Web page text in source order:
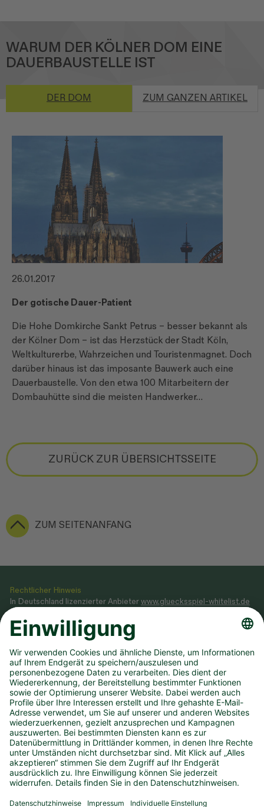
WARUM DER KÖLNER DOM EINE
DAUERBAUSTELLE IST
DER DOM ZUM GANZEN ARTIKEL
26.01.2017
Der gotische Dauer-Patient
Die Hohe Domkirche Sankt Petrus – besser bekannt als
der Kölner Dom – ist das Herzstück der Stadt Köln,
Weltkulturerbe, Wahrzeichen und Touristenmagnet. Doch
darüber hinaus ist das imposante Bauwerk auch eine
Dauerbaustelle. Von den etwa 100 Mitarbeitern der
Dombauhütte sind die meisten Handwerker…
ZURÜCK ZUR ÜBERSICHTSSEITE
ZUM SEITENANFANG
Hilfreiche Links
Downloads
Newsletter
Annahmestelle finden
Spielsperre
Dauertipp kündigen
Infos zum DLTB
Karriere
Rechtlicher Hinweis
In Deutschland lizenzierter Anbieterwww.gluecksspiel-whitelist.de
Veranstaltung von Glücksspielen gemäß Glücksspielstaatsvertrag
2021, dessen Ausführungsgesetz sowie Genehmigung, erteilt durch
Teilnahme ab 18 Jahren. Glücksspiel kann süchtig machen! Hilfe und
Beratung unter BIÖG 0800 1372700 (kostenlos) oderwww.check-
dein-spiel.de.